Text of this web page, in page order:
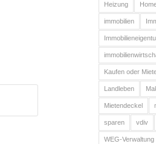
Heizung
immobilien
Kaufen oder
Landleben
Mietendeckel
sparen vdiv
WEG-Verwaltung